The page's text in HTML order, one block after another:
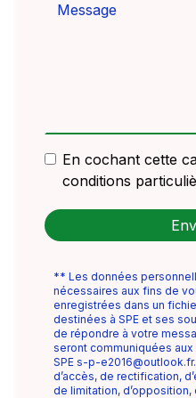
En cochant cette
conditions
** Les données
nécessaires aux fins de
enregistrées dans un
destinées à SPE et ses
de répondre à votre
seront communiquées
SPE s-p-
d’accès, de rectification,
de limitation,